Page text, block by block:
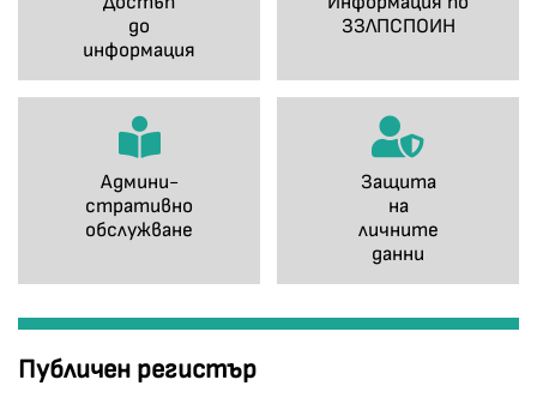
до
информация
ЗЗЛПСПОИН
Админи-
стративно
обслужване
Защита
на
личните
данни
Публичен регистър